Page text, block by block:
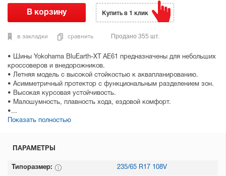
• Шины Yokohama BluEarth-XT AE61 предназначены для небольших
кроссоверов и внедорожников.
• Летняя модель с высокой стойкостью к аквапланированию.
• Асимметричный протектор с функциональным разделением зон.
• Высокая курсовая устойчивость.
• Малошумность, плавность хода, ездовой комфорт.
•...
Показать полностью
в закладки сравнить
Купить в 1 клик
Продано 355 шт.
ПАРАМЕТРЫ
Типоразмер: 235/65 R17 108V